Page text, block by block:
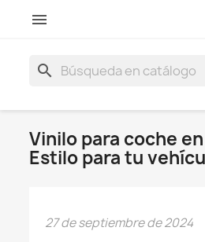

search
Vinilo para coche
Estilo para tu
27 de septiembre de 2024